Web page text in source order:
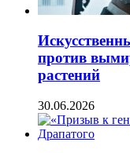
против
растений
30.06.2026